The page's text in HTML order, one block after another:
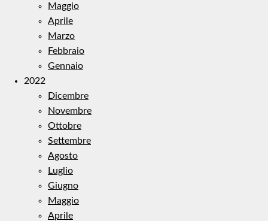
Maggio
Aprile
Marzo
Febbraio
Gennaio
2022
Dicembre
Novembre
Ottobre
Settembre
Agosto
Luglio
Giugno
Maggio
Aprile